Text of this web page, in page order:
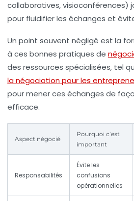
collaboratives, visioconférences)
pour fluidifier les échanges et
Un point souvent négligé est la
à ces bonnes pratiques de
des ressources spécialisées, tel
la négociation pour les
pour mener ces échanges de
efficace.
Aspect négocié
Pourquoi c’est
important
Responsabilités
Évite les
confusions
opérationnelles